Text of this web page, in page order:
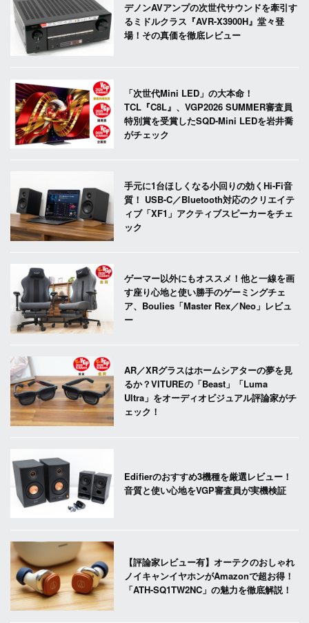
デノンAVアンプの次世代サウンドを牽引す
るミドルクラス『AVR-X3900H』堂々登
場！その真価を徹底レビュー
「次世代Mini LED」の大本命！
TCL『C8L』、VGP2026 SUMMER審査員
特別賞を受賞したSQD-Mini LEDを岩井喬
がチェック
手元に1台ほしくなる小回りの効くHi-Fi音
質！ USB-C／Bluetooth対応のクリエイテ
ィブ「XF1」アクティブスピーカーをチェ
ック
ゲーマー以外にもオススメ！他と一線を画
す座り心地と使い勝手のゲーミングチェ
ア、Boulies「Master Rex／Neo」レビュ
ー
AR／XRグラスはホームシアターの夢を見
るか？VITUREの「Beast」「Luma
Ultra」をオーディオビジュアル評論家がチ
ェック！
Edifierのおすすめ3機種を厳選レビュー！
音質と使い心地をVGP審査員が実機検証
【評論家レビュー有】オーテクのおしゃれ
ノイキャンイヤホンがAmazonで超お得！
「ATH-SQ1TW2NC」の魅力を徹底解説！